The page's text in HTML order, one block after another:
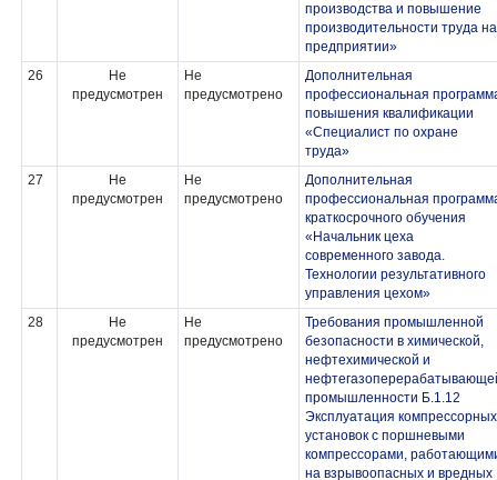
производства и повышение
производительности труда на
предприятии»
26
Не
предусмотрен
Не
предусмотрено
Дополнительная
профессиональная
повышения квалификации
«Специалист по охране
труда»
27
Не
предусмотрен
Не
предусмотрено
Дополнительная
профессиональная
краткосрочного обучения
«Начальник цеха
современного завода.
Технологии результативного
управления цехом»
28
Не
предусмотрен
Не
предусмотрено
Требования промышленной
безопасности в химической,
нефтехимической и
промышленности Б.1.12
Эксплуатация компрессорных
установок с поршневыми
компрессорами,
на взрывоопасных и вредных